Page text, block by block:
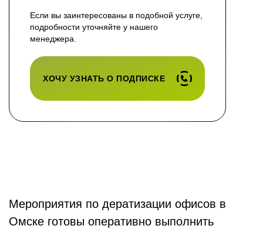
Если вы заинтересованы в подобной услуге,
подробности уточняйте у нашего
менеджера.
ХОЧУ УЗНАТЬ О ПОДПИСКЕ
Мероприятия по дератизации офисов в
Омске готовы оперативно выполнить